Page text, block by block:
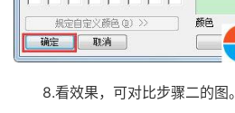
8.看效果，可对比步骤二的图。